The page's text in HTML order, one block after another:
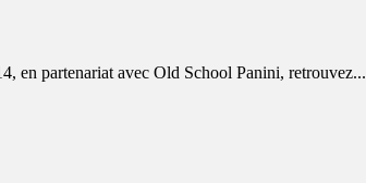
en partenariat avec Old School Panini, retrouvez...